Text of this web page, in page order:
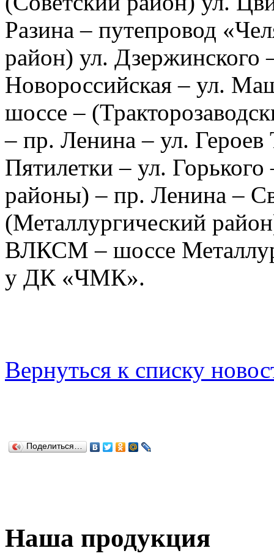
Разина – путепровод
район) ул. Дзержинского
Новороссийская – ул.
шоссе –
– пр. Ленина – ул. Героев
Пятилетки – ул.
районы) – пр. Ленина –
(Металлургический
ВЛКСМ – шоссе
у ДК «ЧМК».
Вернуться к списку
Поделиться…
Наша продукция